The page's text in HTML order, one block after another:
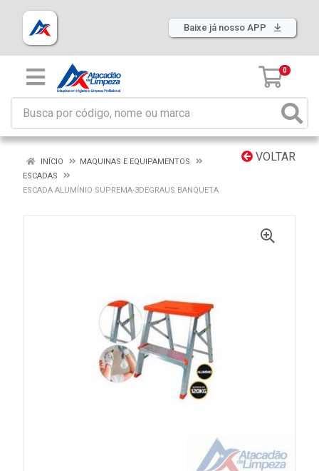
Baixe já nosso APP
0
VOLTAR
INÍCIO
MAQUINAS E EQUIPAMENTOS
ESCADAS
ESCADA ALUMÍNIO SUPREMA-3DEGRAUS BANQUETA